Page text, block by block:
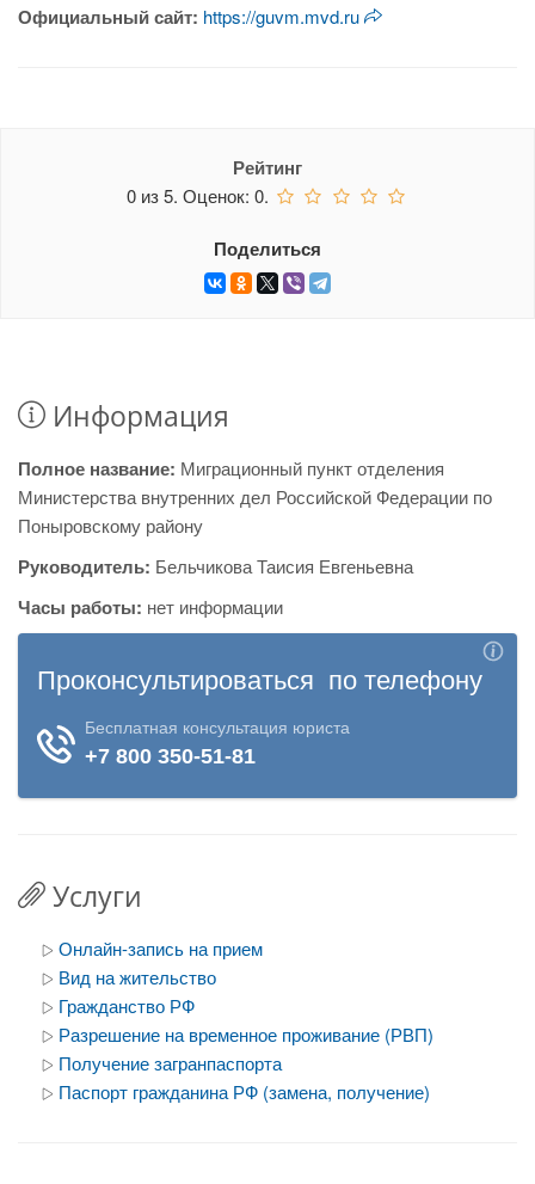
Официальный сайт: https://guvm.mvd.ru
Рейтинг
0 из5. Оценок:0.
Поделиться
Информация
Полное название: Миграционный пункт отделения
Министерства внутренних дел Российской Федерации по
Поныровскому району
Руководитель: Бельчикова Таисия Евгеньевна
Часы работы: нет информации
Услуги
Онлайн-запись на прием
Вид на жительство
Гражданство РФ
Разрешение на временное проживание (РВП)
Получение загранпаспорта
Паспорт гражданина РФ (замена, получение)